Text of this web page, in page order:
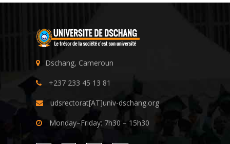
Dschang, Cameroun
+237 233 45 13 81
udsrectorat[AT]univ-dschang.org
Monday–Friday: 7h30 – 15h30